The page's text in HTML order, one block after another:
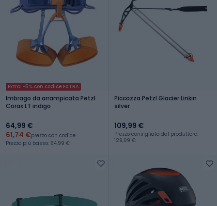
Extra -5% con codice EXTRA
Imbrago da arrampicata Petzl
Corax LT indigo
64,99 €
61,74 €prezzo con codice
Prezzo più basso: 64,99 €
Piccozza Petzl Glacier Linkin
silver
109,99 €
Prezzo consigliato dal produttore:
129,99 €